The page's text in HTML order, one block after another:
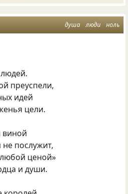
душа люди ноль
преуспели,
идей
цели.
послужит,
ценой»
и души.